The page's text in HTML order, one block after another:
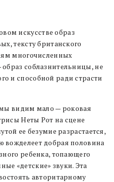
искусстве образ
тексту британского
многочисленных
соблазнительницы, не
и способной ради страсти
мы видим мало — роковая
Неты Рот на сцене
ее безумие разрастается,
вожделеет добрая половина
ребенка, топающего
«детские» звуки. Эта
авторитарному